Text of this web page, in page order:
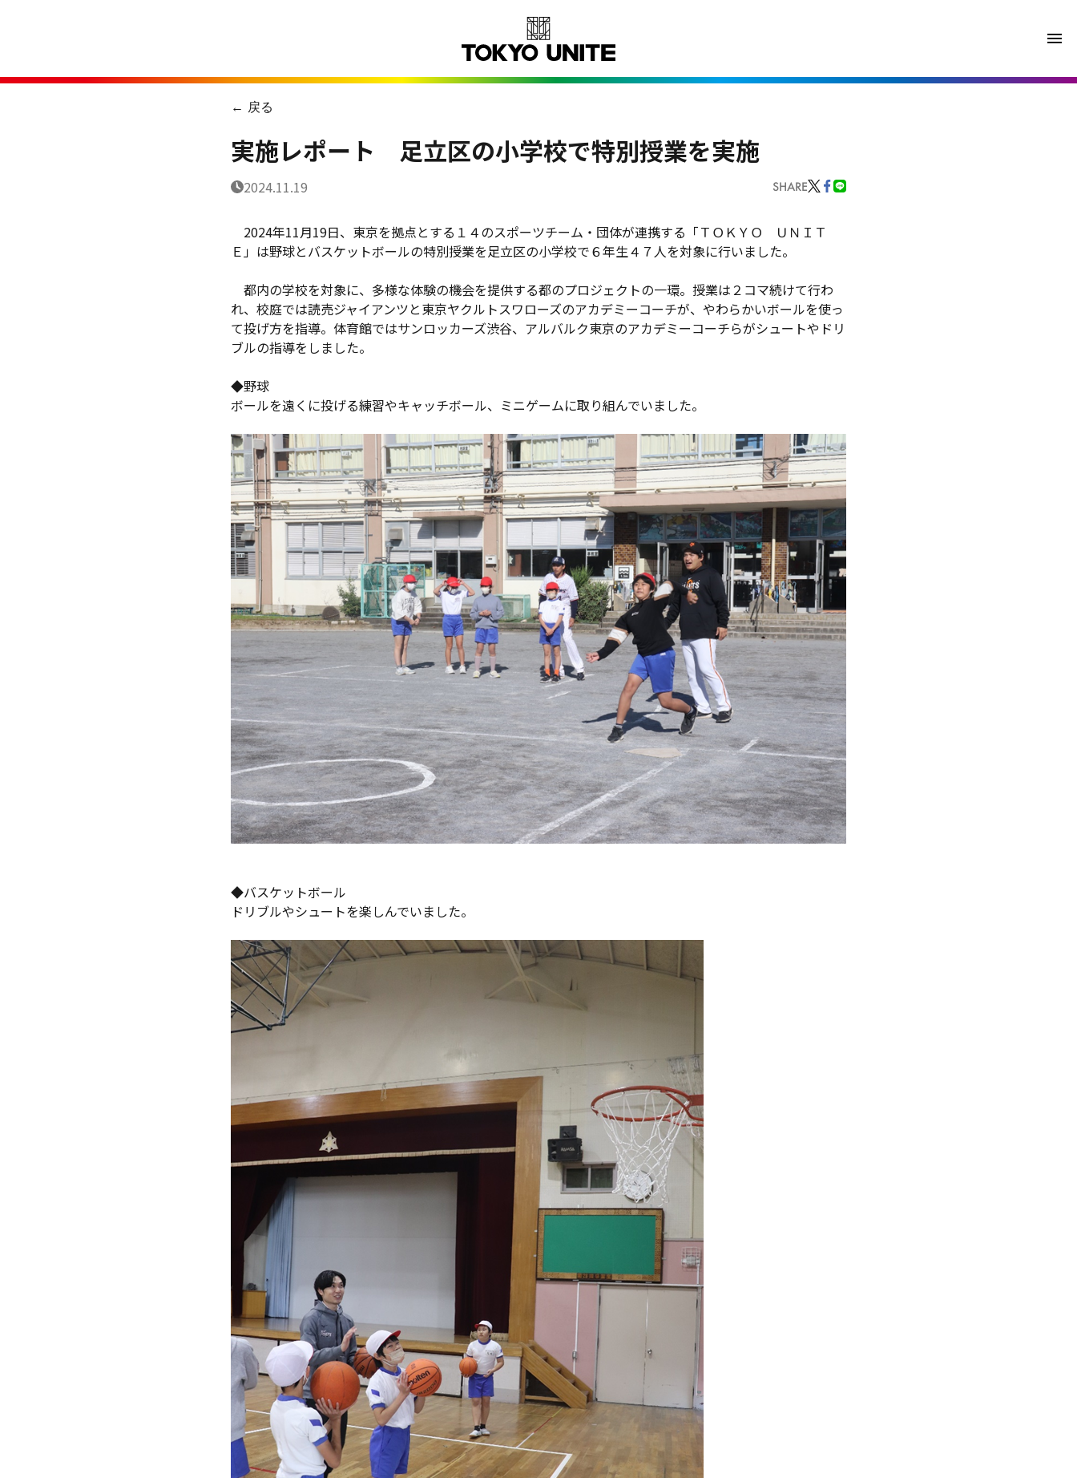
← 戻る
実施レポート 足立区の小学校で特別授業を実施
2024.11.19 SHARE
2024年11月19日、東京を拠点とする１４のスポーツチーム・団体が連携する「ＴＯＫＹＯ ＵＮＩＴ
Ｅ」は野球とバスケットボールの特別授業を足立区の小学校で６年生４７人を対象に行いました。
都内の学校を対象に、多様な体験の機会を提供する都のプロジェクトの一環。授業は２コマ続けて行わ
れ、校庭では読売ジャイアンツと東京ヤクルトスワローズのアカデミーコーチが、やわらかいボールを使っ
て投げ方を指導。体育館ではサンロッカーズ渋谷、アルバルク東京のアカデミーコーチらがシュートやドリ
ブルの指導をしました。
◆野球
ボールを遠くに投げる練習やキャッチボール、ミニゲームに取り組んでいました。
◆バスケットボール
ドリブルやシュートを楽しんでいました。